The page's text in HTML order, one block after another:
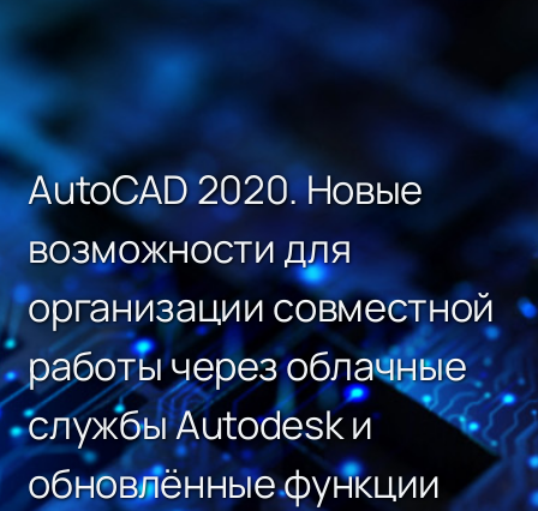
AutoCAD 2020. Новые
возможности для
организации совместной
работы через облачные
службы Autodesk и
обновлённые функции